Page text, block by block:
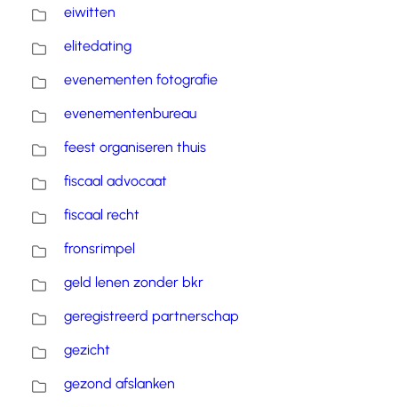
eiwitten
elitedating
evenementen fotografie
evenementenbureau
feest organiseren thuis
fiscaal advocaat
fiscaal recht
fronsrimpel
geld lenen zonder bkr
geregistreerd partnerschap
gezicht
gezond afslanken